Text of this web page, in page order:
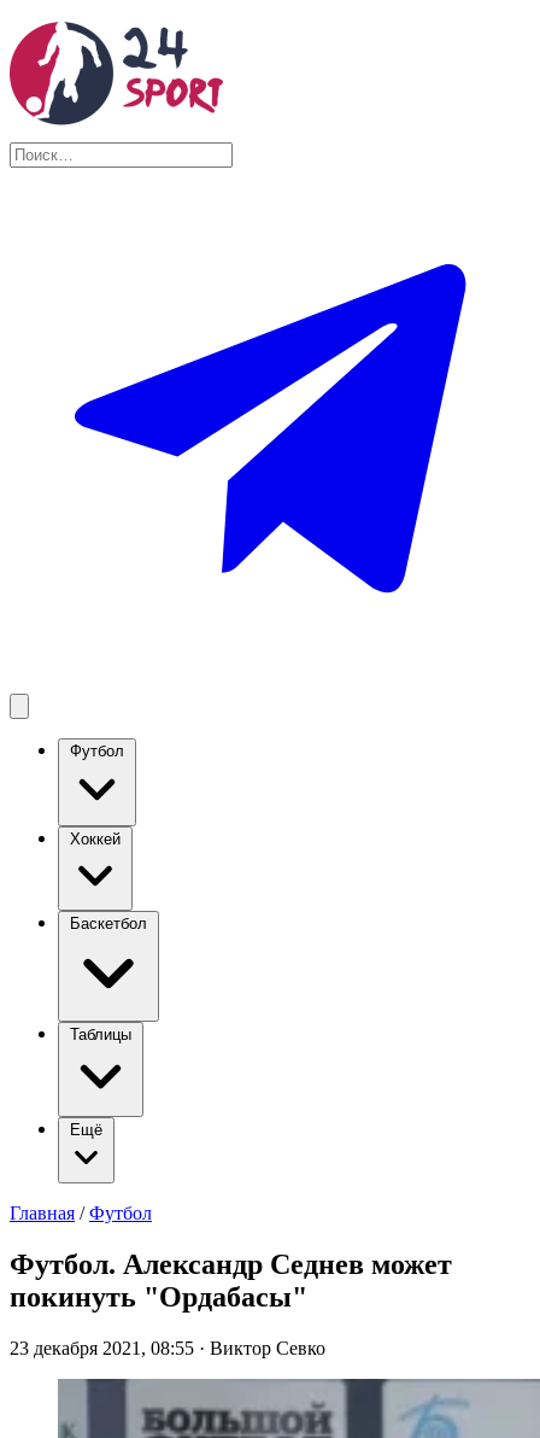
Футбол
Хоккей
Баскетбол
Таблицы
Ещё
Главная / Футбол
Футбол. Александр Седнев может
покинуть "Ордабасы"
23 декабря 2021, 08:55 · Виктор Севко